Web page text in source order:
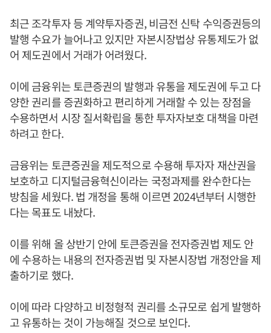
최근 조각투자 등 계약투자증권, 비금전 신탁 수익증권등의
발행 수요가 늘어나고 있지만 자본시장법상 유통제도가 없
어 제도권에서 거래가 어려웠다.
이에 금융위는 토큰증권의 발행과 유통을 제도권에 두고 다
양한 권리를 증권화하고 편리하게 거래할 수 있는 장점을
수용하면서 시장 질서확립을 통한 투자자보호 대책을 마련
하려고 한다.
금융위는 토큰증권을 제도적으로 수용해 투자자 재산권을
보호하고 디지털금융혁신이라는 국정과제를 완수한다는
방침을 세웠다. 법 개정을 통해 이르면 2024년부터 시행한
다는 목표도 내놨다.
이를 위해 올 상반기 안에 토큰증권을 전자증권법 제도 안
에 수용하는 내용의 전자증권법 및 자본시장법 개정안을 제
출하기로 했다.
이에 따라 다양하고 비정형적 권리를 소규모로 쉽게 발행하
고 유통하는 것이 가능해질 것으로 보인다.